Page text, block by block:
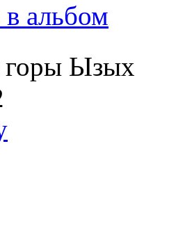
альбом
Ызых